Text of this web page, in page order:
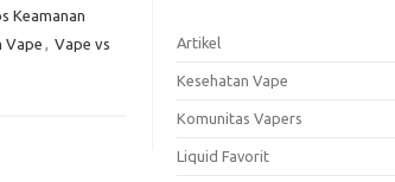
Keamanan
Vape , Vape vs
Artikel
Kesehatan Vape
Komunitas Vapers
Liquid Favorit